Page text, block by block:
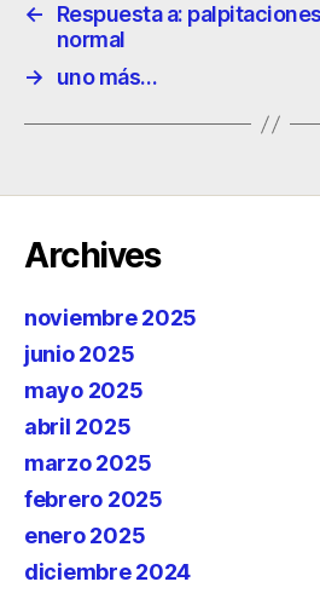
←
Respuesta a:
normal
→
uno más…
Archives
noviembre 2025
junio 2025
mayo 2025
abril 2025
marzo 2025
febrero 2025
enero 2025
diciembre 2024